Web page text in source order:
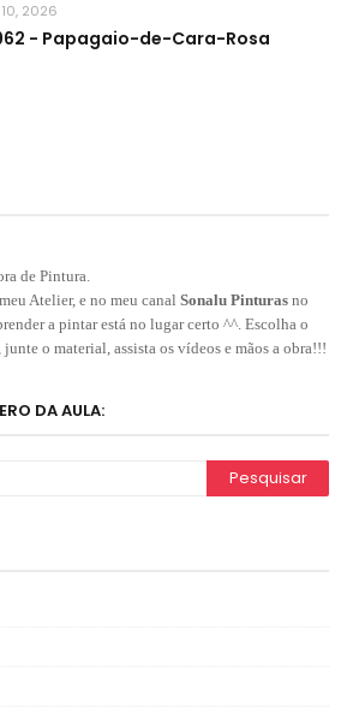
2026
- Papagaio-de-Cara-Rosa
de Pintura.
Atelier, e no meu canal Sonalu Pinturas no
a pintar está no lugar certo ^^. Escolha o
o material, assista os vídeos e mãos a obra!!!
DA AULA: